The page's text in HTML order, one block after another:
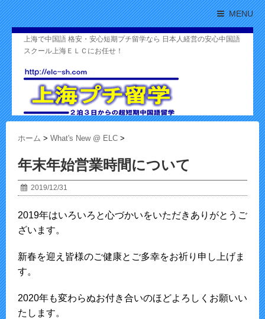
MENU
上海で中国語 格安・安心短期プチ留学なら 日本人経営の安心中国語
スクール上海ＥＬＣにお任せ！
ホーム > What's New @ ELC >
年末年始営業時間について
2019/12/31
2019年はいろいろと心づかいをいただきありがとうご
ざいます。
新春を迎え皆様のご健康とご多幸をお祈り申し上げま
す。
2020年も変わらぬお付き合いのほどよろしくお願いい
たします。